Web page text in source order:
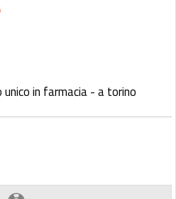
in farmacia - a torino